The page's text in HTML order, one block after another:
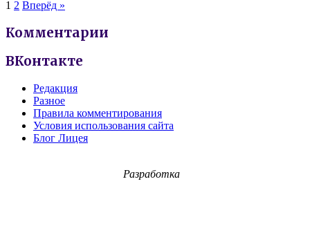
1 2 Вперёд »
Комментарии
ВКонтакте
Редакция
Разное
Правила комментирования
Условия использования сайта
Блог Лицея
Разработка